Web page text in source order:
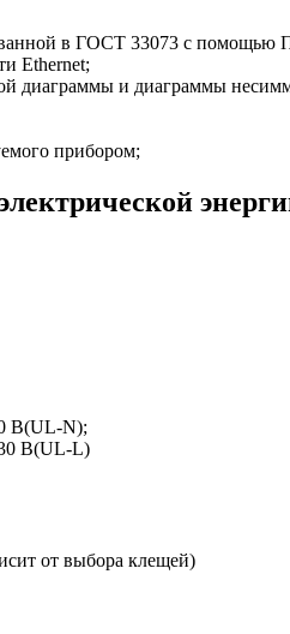
в ГОСТ 33073 с
Ethernet;
диаграммы и диаграммы
прибором;
В(UL-N);
В(UL-L)
от выбора клещей)